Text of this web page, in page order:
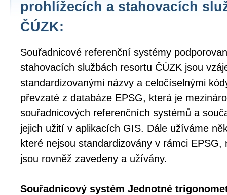
prohlížecích a stahovacích
ČÚZK:
Souřadnicové referenční systémy
stahovacích službách resortu ČÚZK jsou
standardizovanými názvy a celočíselnými
převzaté z databáze EPSG, která je
souřadnicových referenčních systémů a
jejich užití v aplikacích GIS. Dále užíváme
které nejsou standardizovány v rámci
jsou rovněž zavedeny a užívány.
Souřadnicový systém Jednotné